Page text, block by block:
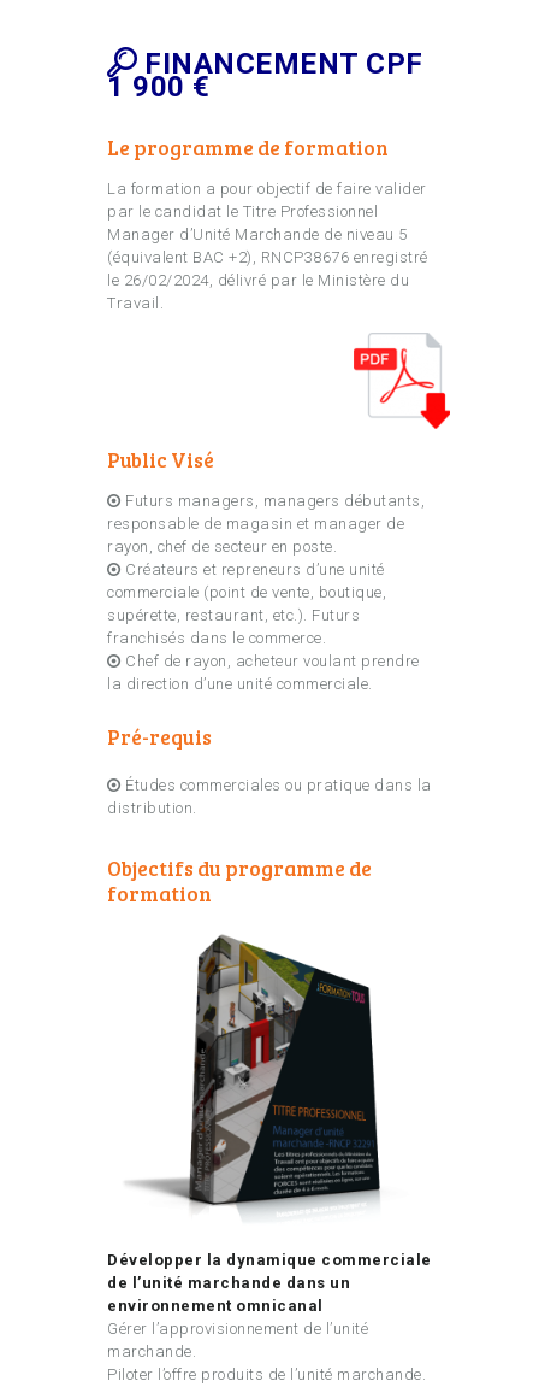
FINANCEMENT CPF
1 900 €
Le programme de formation
La formation a pour objectif de faire valider
par le candidat le Titre Professionnel
Manager d’Unité Marchande de niveau 5
(équivalent BAC +2), RNCP38676 enregistré
le 26/02/2024, délivré par le Ministère du
Travail.
Public Visé
Futurs managers, managers débutants,
responsable de magasin et manager de
rayon, chef de secteur en poste.
Créateurs et repreneurs d’une unité
commerciale (point de vente, boutique,
supérette, restaurant, etc.). Futurs
franchisés dans le commerce.
Chef de rayon, acheteur voulant prendre
la direction d’une unité commerciale.
Pré-requis
Études commerciales ou pratique dans la
distribution.
Objectifs du programme de
formation
Développer la dynamique commerciale
de l’unité marchande dans un
environnement omnicanal
Gérer l’approvisionnement de l’unité
marchande.
Piloter l’offre produits de l’unité marchande.